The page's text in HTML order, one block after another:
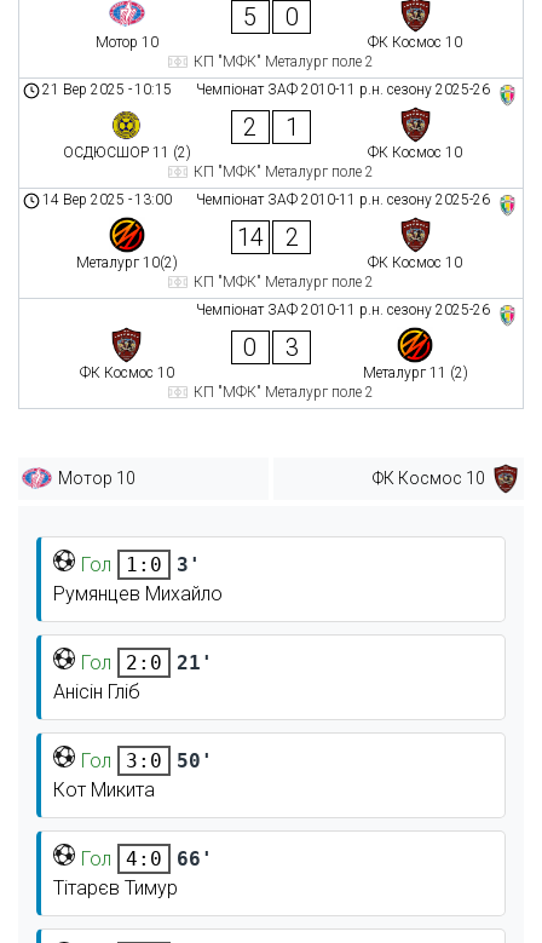
Мотор 10
5 0
ФК Космос 10
КП "МФК" Металург поле 2
Чемпіонат ЗАФ 2010-11 р.н. сезону 2025-26
21 Вер 2025 -10:15
ОСДЮСШОР 11 (2)
2 1
ФК Космос 10
КП "МФК" Металург поле 2
Чемпіонат ЗАФ 2010-11 р.н. сезону 2025-26
14 Вер 2025 -13:00
Металург 10(2)
14 2
ФК Космос 10
КП "МФК" Металург поле 2
Чемпіонат ЗАФ 2010-11 р.н. сезону 2025-26
ФК Космос 10
0 3
Металург 11 (2)
КП "МФК" Металург поле 2
Мотор 10 ФК Космос 10
Гол 1:0
3'
Румянцев Михайло
Гол 2:0
21'
Анісін Гліб
Гол 3:0
50'
Кот Микита
Гол 4:0
66'
Тітарєв Тимур